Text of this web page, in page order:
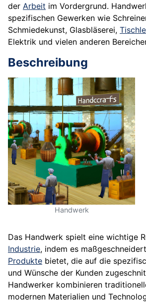
der Arbeit im Vordergrund.
spezifischen Gewerken wie
Schmiedekunst, Glasbläserei,
Elektrik und vielen anderen
Beschreibung
Handwerk
Das Handwerk spielt eine wichtige
Industrie, indem es
Produkte bietet, die auf die
und Wünsche der Kunden
Handwerker kombinieren
modernen Materialien und